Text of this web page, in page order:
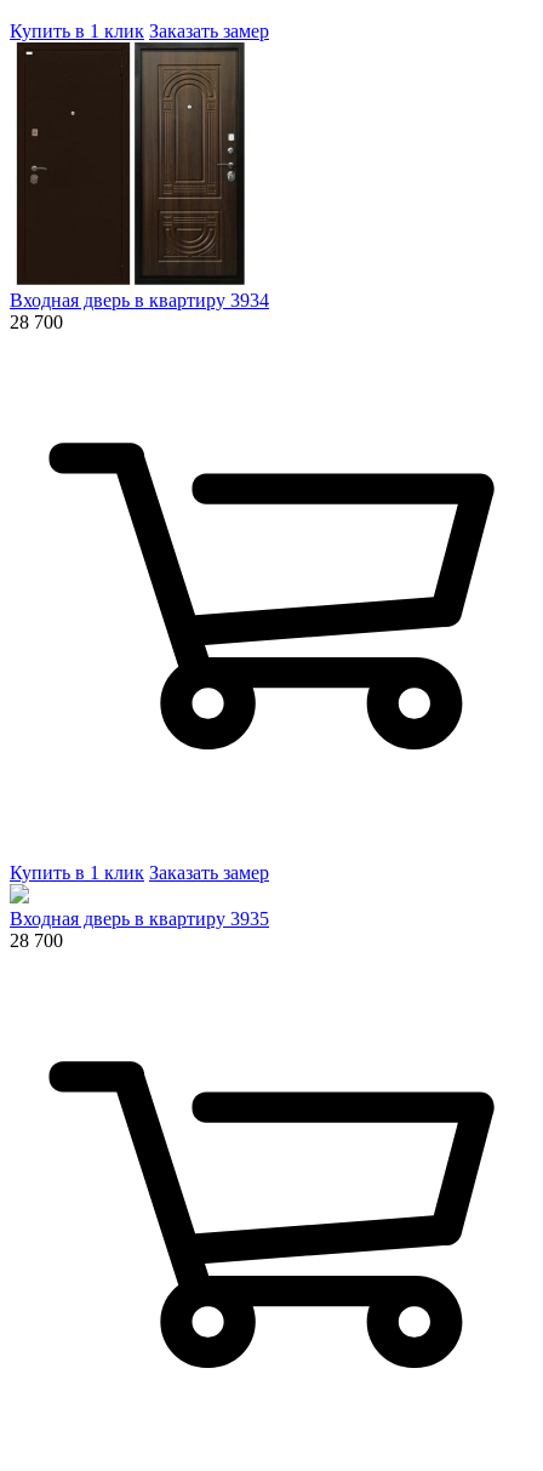
Купить в 1 клик Заказать замер
Входная дверь в квартиру 3934
28 700
Купить в 1 клик Заказать замер
Входная дверь в квартиру 3935
28 700